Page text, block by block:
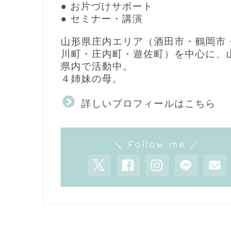
● お片づけサポート
● セミナー・講演
山形県庄内エリア（酒田市・鶴岡市
川町・庄内町・遊佐町）を中心に、
県内で活動中。
４姉妹の母。
詳しいプロフィールはこちら
＼ Follow me ／